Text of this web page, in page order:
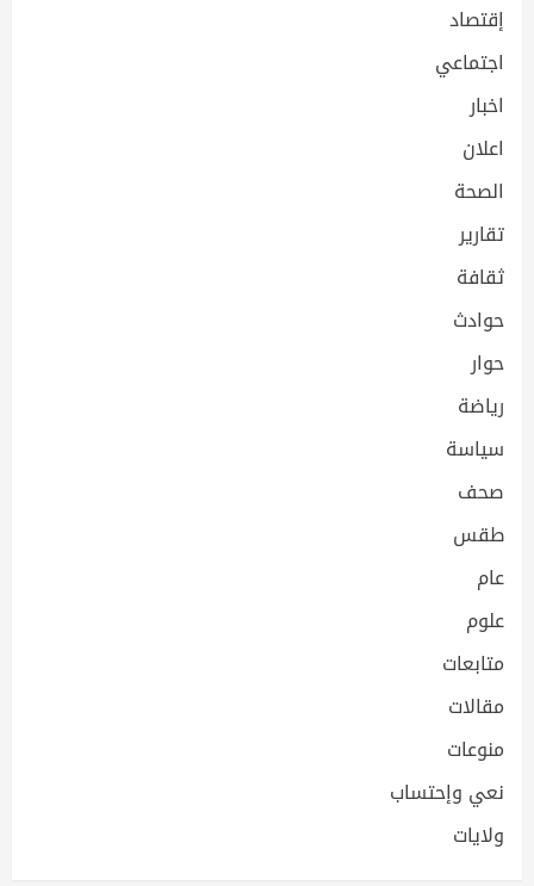
إقتصاد
اجتماعي
اخبار
اعلان
الصحة
تقارير
ثقافة
حوادث
حوار
رياضة
سياسة
صحف
طقس
عام
علوم
متابعات
مقالات
منوعات
نعي وإحتساب
ولايات